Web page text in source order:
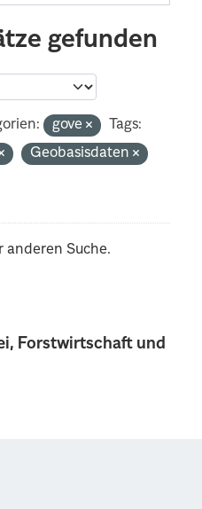
Forstwirtschaft und
gefunden
gove
Tags:
Geobasisdaten
anderen Suche.